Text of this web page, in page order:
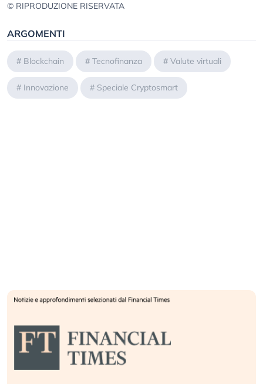
© RIPRODUZIONE RISERVATA
ARGOMENTI
# Blockchain # Tecnofinanza # Valute virtuali
# Innovazione # Speciale Cryptosmart